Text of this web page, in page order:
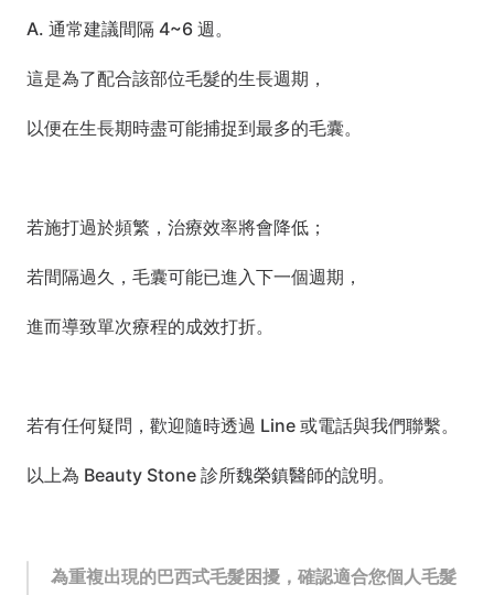
A. 通常建議間隔 4~6 週。
這是為了配合該部位毛髮的生長週期，
以便在生長期時盡可能捕捉到最多的毛囊。
若施打過於頻繁，治療效率將會降低；
若間隔過久，毛囊可能已進入下一個週期，
進而導致單次療程的成效打折。
若有任何疑問，歡迎隨時透過 Line 或電話與我們聯繫。
以上為 Beauty Stone 診所魏榮鎮醫師的說明。
為重複出現的巴西式毛髮困擾，確認適合您個人毛髮